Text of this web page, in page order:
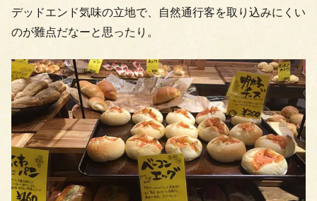
デッドエンド気味の立地で、自然通行客を取り込みにくい
のが難点だなーと思ったり。